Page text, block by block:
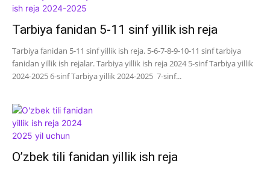
Tarbiya fanidan 5-11 sinf yillik ish reja
Tarbiya fanidan 5-11 sinf yillik ish reja. 5-6-7-8-9-10-11 sinf tarbiya
fanidan yillik ish rejalar. Tarbiya yillik ish reja 2024 5-sinf Tarbiya yillik
2024-2025 6-sinf Tarbiya yillik 2024-2025 7-sinf...
O’zbek tili fanidan yillik ish reja